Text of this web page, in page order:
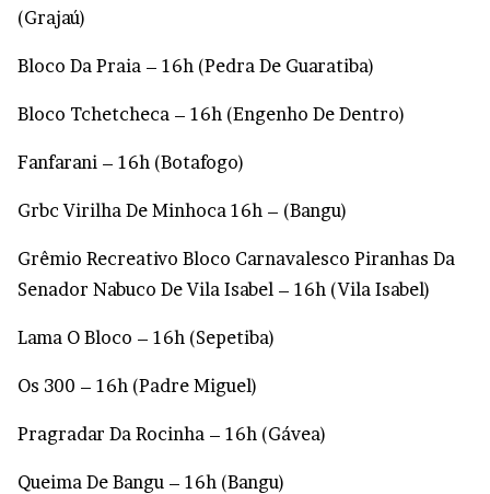
(Grajaú)
Bloco Da Praia – 16h (Pedra De Guaratiba)
Bloco Tchetcheca – 16h (Engenho De Dentro)
Fanfarani – 16h (Botafogo)
Grbc Virilha De Minhoca 16h – (Bangu)
Grêmio Recreativo Bloco Carnavalesco Piranhas Da
Senador Nabuco De Vila Isabel – 16h (Vila Isabel)
Lama O Bloco – 16h (Sepetiba)
Os 300 – 16h (Padre Miguel)
Pragradar Da Rocinha – 16h (Gávea)
Queima De Bangu – 16h (Bangu)